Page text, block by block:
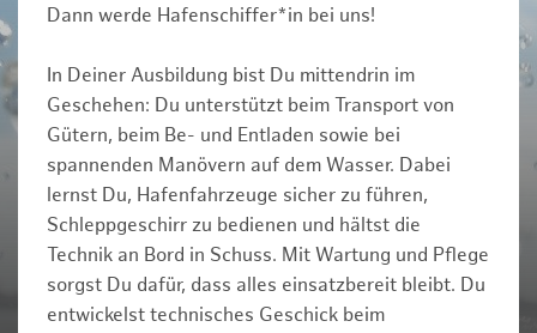
Dann werde Hafenschiffer*in bei uns!
In Deiner Ausbildung bist Du mittendrin im
Geschehen: Du unterstützt beim Transport von
Gütern, beim Be- und Entladen sowie bei
spannenden Manövern auf dem Wasser. Dabei
lernst Du, Hafenfahrzeuge sicher zu führen,
Schleppgeschirr zu bedienen und hältst die
Technik an Bord in Schuss. Mit Wartung und Pflege
sorgst Du dafür, dass alles einsatzbereit bleibt. Du
entwickelst technisches Geschick beim